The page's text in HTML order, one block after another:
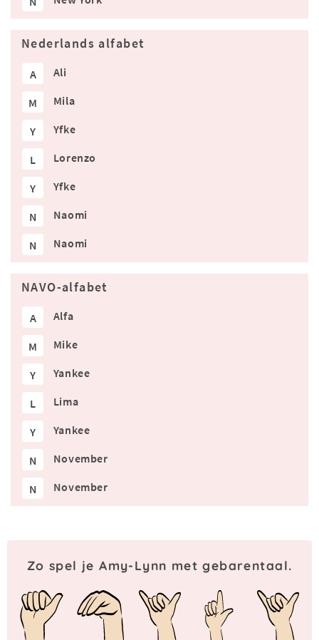
Nederlands alfabet
A Ali
M Mila
Y Yfke
L Lorenzo
Y Yfke
N Naomi
N Naomi
NAVO-alfabet
A Alfa
M Mike
Y Yankee
L Lima
Y Yankee
N November
N November
Zo spel je Amy-Lynn met gebarentaal.